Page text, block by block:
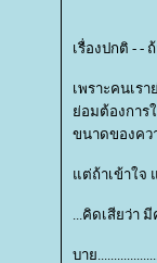
เรื่องปกติ - -
เพราะคนเร
อมต้องการใ
ขนาดของคว
ต่ถ้าเข้าใจ
...คิดเสียว่า
บาย